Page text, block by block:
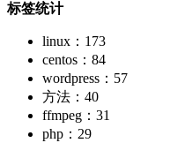
标签统计
linux：173
centos：84
wordpress：57
方法：40
ffmpeg：31
php：29